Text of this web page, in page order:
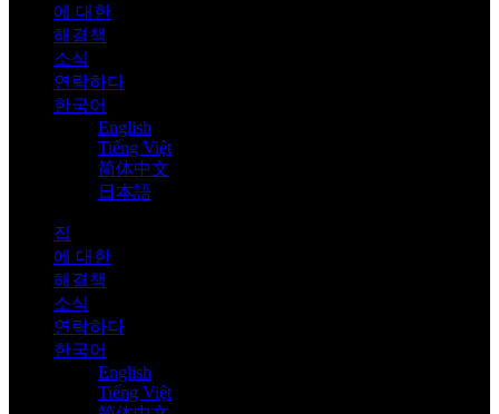
에 대한
해결책
소식
연락하다
한국어
English
Tiếng Việt
简体中文
日本語
집
에 대한
해결책
소식
연락하다
한국어
English
Tiếng Việt